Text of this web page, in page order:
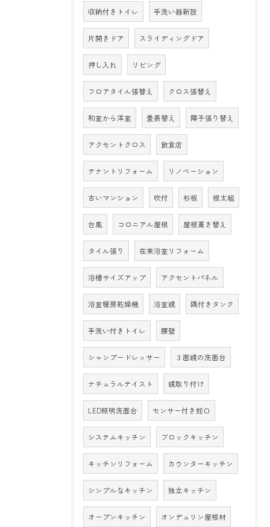
収納付きトイレ 手洗い器新設
片開きドア スライディングドア
押し入れ リビング
フロアタイル張替え クロス張替え
和室から洋室 畳表替え 障子張り替え
アクセントクロス 飲食店
テナントリフォーム リノベーション
古いマンション 吹付 杉板 根太組
台風 コロニアル屋根 屋根葺き替え
タイル張り 在来浴室リフォーム
浴槽サイズアップ アクセントパネル
浴室暖房乾燥機 浴室鏡 隅付きタンク
手洗い付きトイレ 腰壁
シャンプードレッサー ３面鏡の洗面台
ナチュラルテイスト 鏡取り付け
LED照明洗面台 センサー付き蛇口
システムキッチン ブロックキッチン
キッチンリフォーム カウンターキッチン
シンプルなキッチン 独立キッチン
オープンキッチン オンデュリン屋根材